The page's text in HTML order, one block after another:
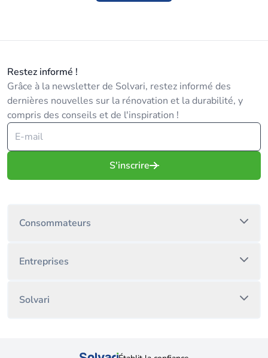
Restez informé !
Grâce à la newsletter de Solvari, restez informé des
dernières nouvelles sur la rénovation et la durabilité, y
compris des conseils et de l'inspiration !
S'inscrire
Consommateurs
Entreprises
Solvari